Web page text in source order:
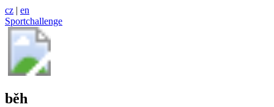
cz | en
Sportchallenge
běh